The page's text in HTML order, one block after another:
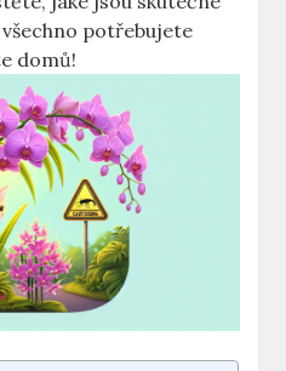
potřebujete
domů!